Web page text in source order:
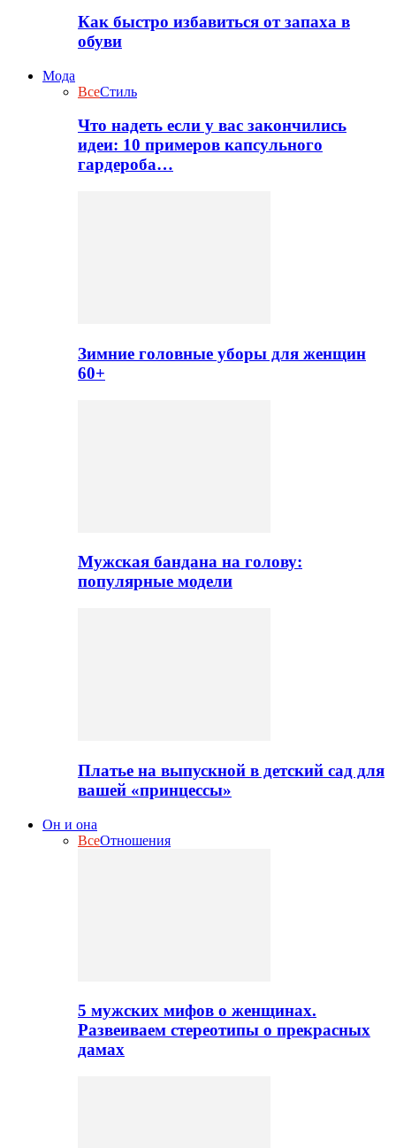
Как быстро избавиться от запаха в
обуви
Мода
ВсеСтиль
Что надеть если у вас закончились
идеи: 10 примеров капсульного
гардероба…
Зимние головные уборы для женщин
60+
Мужская бандана на голову:
популярные модели
Платье на выпускной в детский сад для
вашей «принцессы»
Он и она
ВсеОтношения
5 мужских мифов о женщинах.
Развеиваем стереотипы о прекрасных
дамах